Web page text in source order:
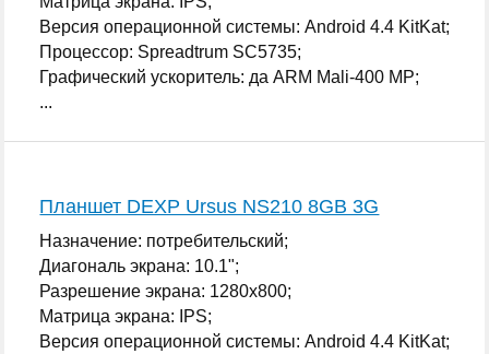
Версия операционной системы: Android 4.4 KitKat;
Процессор: Spreadtrum SC5735;
Графический ускоритель: да ARM Mali-400 MP;
...
Планшет DEXP Ursus NS210 8GB 3G
Назначение: потребительский;
Диагональ экрана: 10.1";
Разрешение экрана: 1280x800;
Матрица экрана: IPS;
Версия операционной системы: Android 4.4 KitKat;